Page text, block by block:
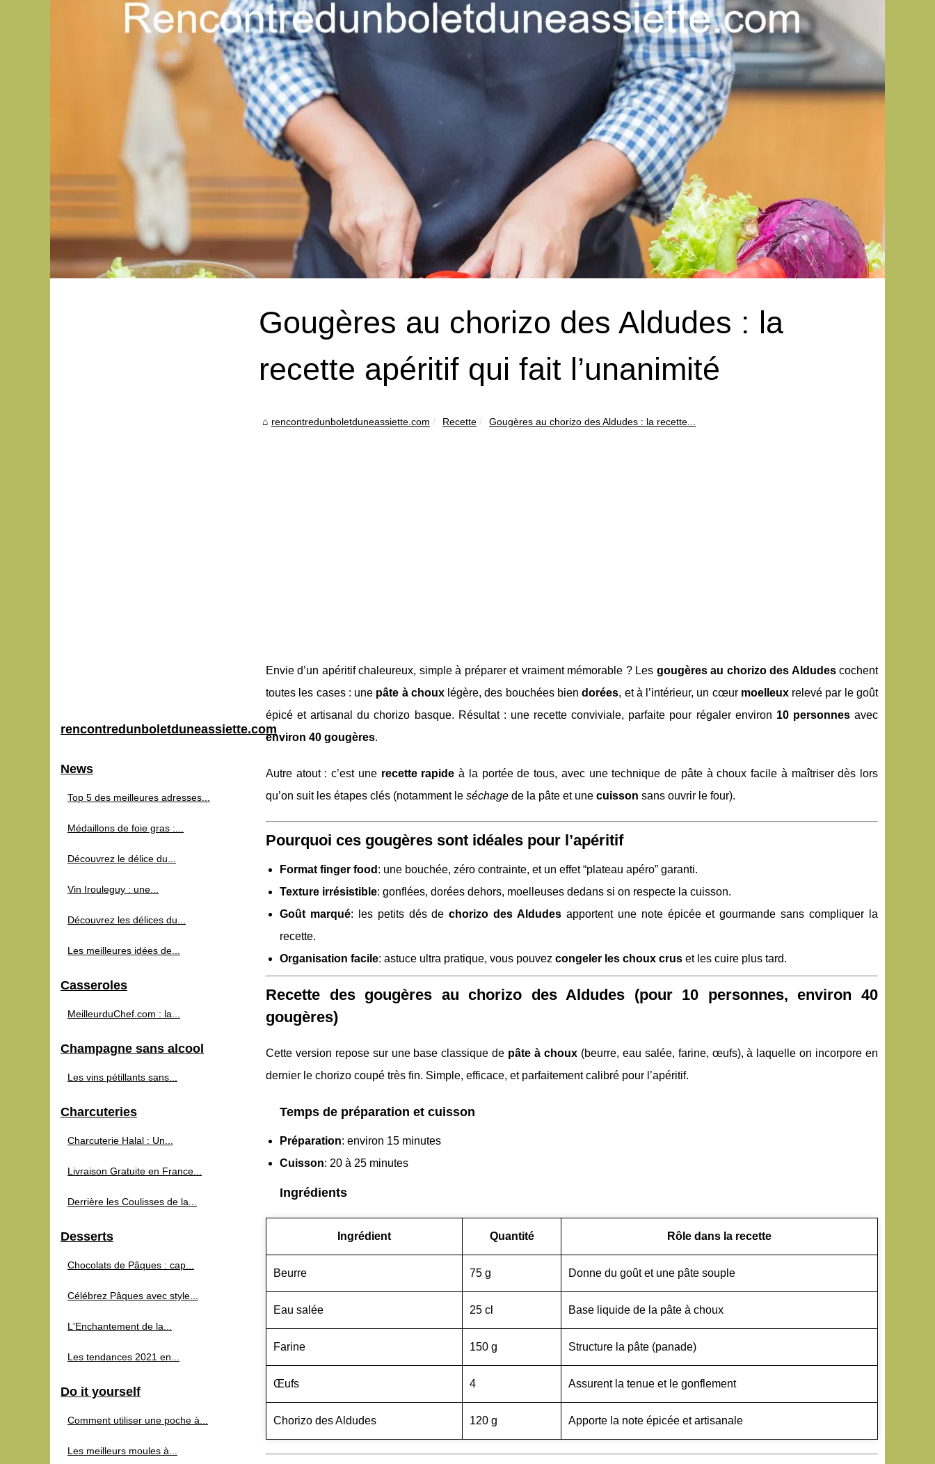
Gougères au chorizo des Aldudes : la
recette apéritif qui fait l’unanimité
rencontredunboletduneassiette.com Recette Gougères au chorizo des Aldudes : la recette...
Envie d’un apéritif chaleureux, simple à préparer et vraiment mémorable ? Les gougères au chorizo des Aldudescochent
toutes les cases : une pâte à chouxlégère, des bouchées biendorées, et à l’intérieur, un cœur moelleuxrelevé par le goût
épicé et artisanal du chorizo basque. Résultat : une recette conviviale, parfaite pour régaler environ 10 personnesavec
environ 40 gougères.
Autre atout : c’est une recette rapide à la portée de tous, avec une technique de pâte à choux facile à maîtriser dès lors
qu’on suit les étapes clés (notamment le séchage de la pâte et une cuisson sans ouvrir le four).
Pourquoi ces gougères sont idéales pour l’apéritif
Format finger food : une bouchée, zéro contrainte, et un effet “plateau apéro” garanti.
Texture irrésistible: gonflées, dorées dehors, moelleuses dedans si on respecte la cuisson.
Goût marqué: les petits dés dechorizo des Aldudes apportent une note épicée et gourmande sans compliquer la
recette.
Organisation facile: astuce ultra pratique, vous pouvez congeler les choux crus et les cuire plus tard.
Recette des gougères au chorizo des Aldudes (pour 10 personnes, environ 40
gougères)
Cette version repose sur une base classique de pâte à choux (beurre, eau salée, farine, œufs), à laquelle on incorpore en
dernier le chorizo coupé très fin. Simple, efficace, et parfaitement calibré pour l’apéritif.
Temps de préparation et cuisson
Préparation: environ 15 minutes
Cuisson: 20 à 25 minutes
Ingrédients
Ingrédient Quantité Rôle dans la recette
Beurre 75 g Donne du goût et une pâte souple
Eau salée 25 cl Base liquide de la pâte à choux
Farine 150 g Structure la pâte (panade)
Œufs 4 Assurent la tenue et le gonflement
Chorizo des Aldudes 120 g Apporte la note épicée et artisanale
rencontredunboletduneassiette.com
News
Top 5 des meilleures adresses...
Médaillons de foie gras :...
Découvrez le délice du...
Vin Irouleguy : une...
Découvrez les délices du...
Les meilleures idées de...
Casseroles
MeilleurduChef.com : la...
Champagne sans alcool
Les vins pétillants sans...
Charcuteries
Charcuterie Halal : Un...
Livraison Gratuite en France...
Derrière les Coulisses de la...
Desserts
Chocolats de Pâques : cap...
Célébrez Pâques avec style...
L'Enchantement de la...
Les tendances 2021 en...
Do it yourself
Comment utiliser une poche à...
Les meilleurs moules à...